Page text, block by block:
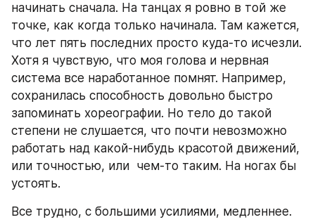
начинать сначала. На танцах я ровно в той же
точке, как когда только начинала. Там кажется,
что лет пять последних просто куда-то исчезли.
Хотя я чувствую, что моя голова и нервная
система все наработанное помнят. Например,
сохранилась способность довольно быстро
запоминать хореографии. Но тело до такой
степени не слушается, что почти невозможно
работать над какой-нибудь красотой движений,
или точностью, или  чем-то таким. На ногах бы
устоять.
Все трудно, с большими усилиями, медленнее.